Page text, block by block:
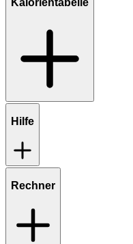
Kalorientabelle
Hilfe
Rechner